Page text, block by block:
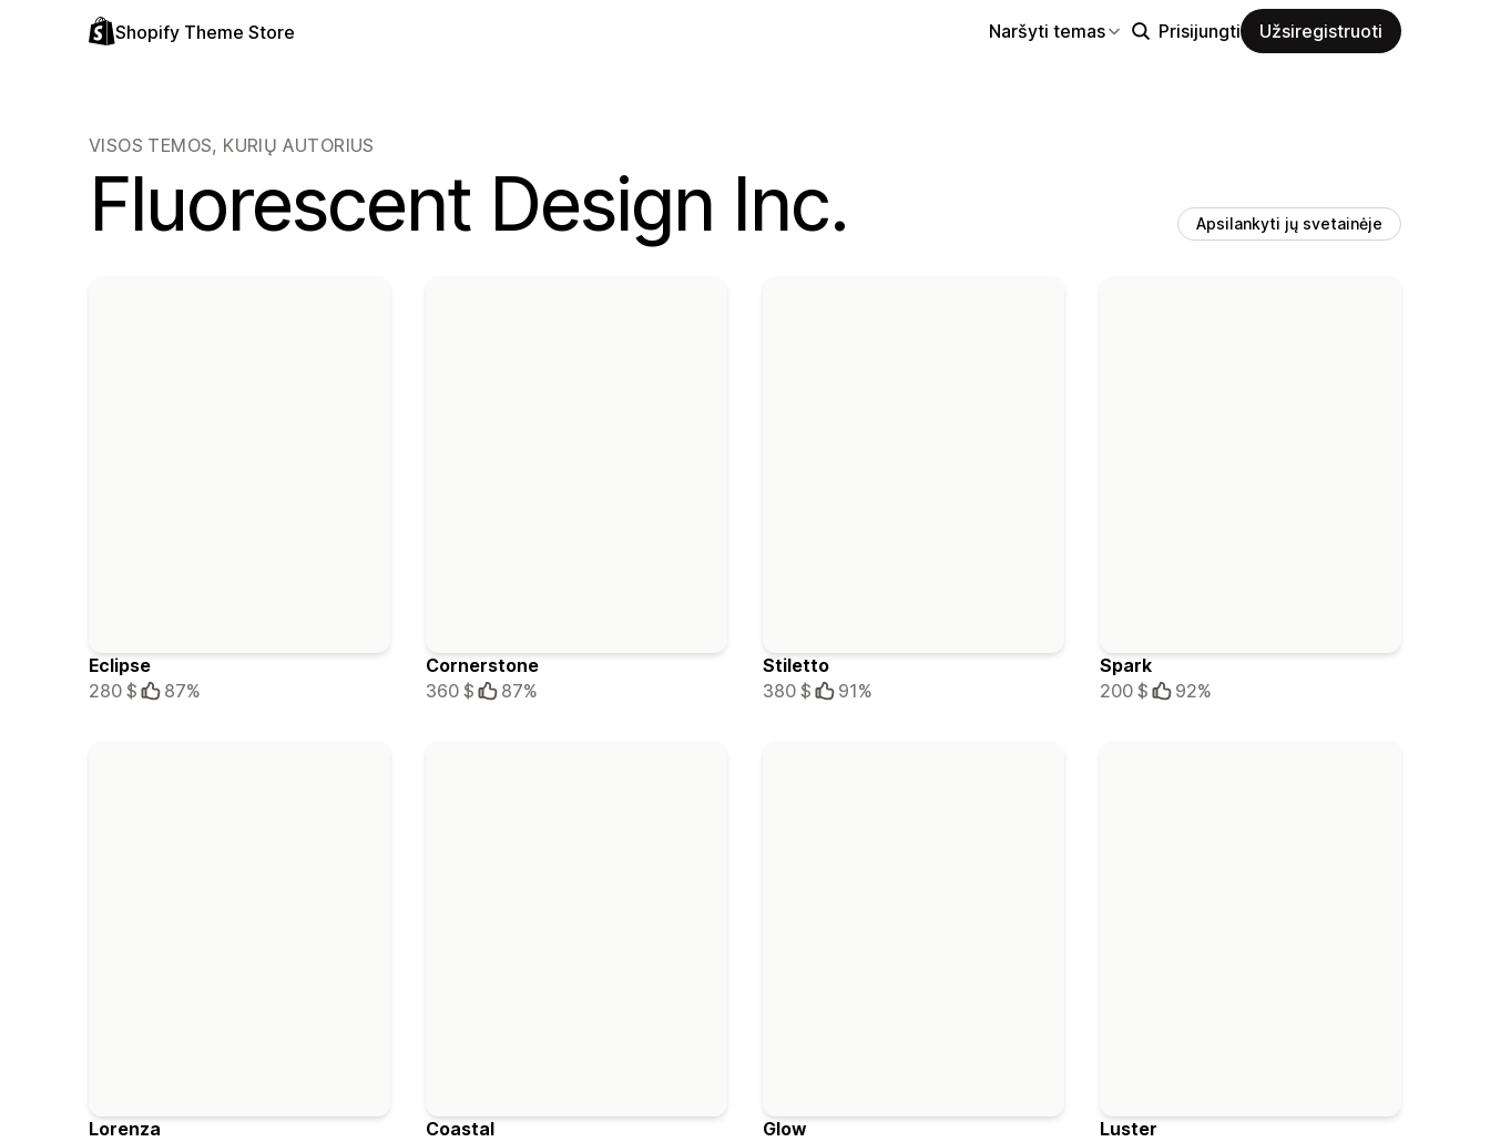
Shopify Theme Store Naršyti temas Prisijungti Užsiregistruoti
VISOS TEMOS, KURIŲ AUTORIUS
Fluorescent Design Inc. Apsilankyti jų svetainėje
Eclipse
280 $
87%
Cornerstone
360 $
87%
Stiletto
380 $
91%
Spark
200 $
92%
Lorenza
Coastal
Glow
Luster